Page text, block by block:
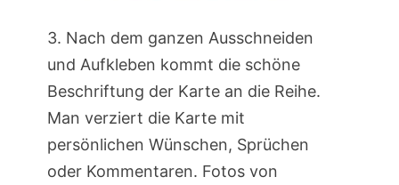
3. Nach dem ganzen Ausschneiden
und Aufkleben kommt die schöne
Beschriftung der Karte an die Reihe.
Man verziert die Karte mit
persönlichen Wünschen, Sprüchen
oder Kommentaren. Fotos von